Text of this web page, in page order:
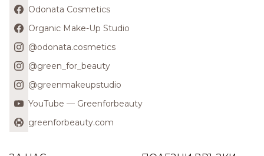
Odonata Cosmetics
Organic Make-Up Studio
@odonata.cosmetics
@green_for_beauty
@greenmakeupstudio
YouTube — Greenforbeauty
greenforbeauty.com